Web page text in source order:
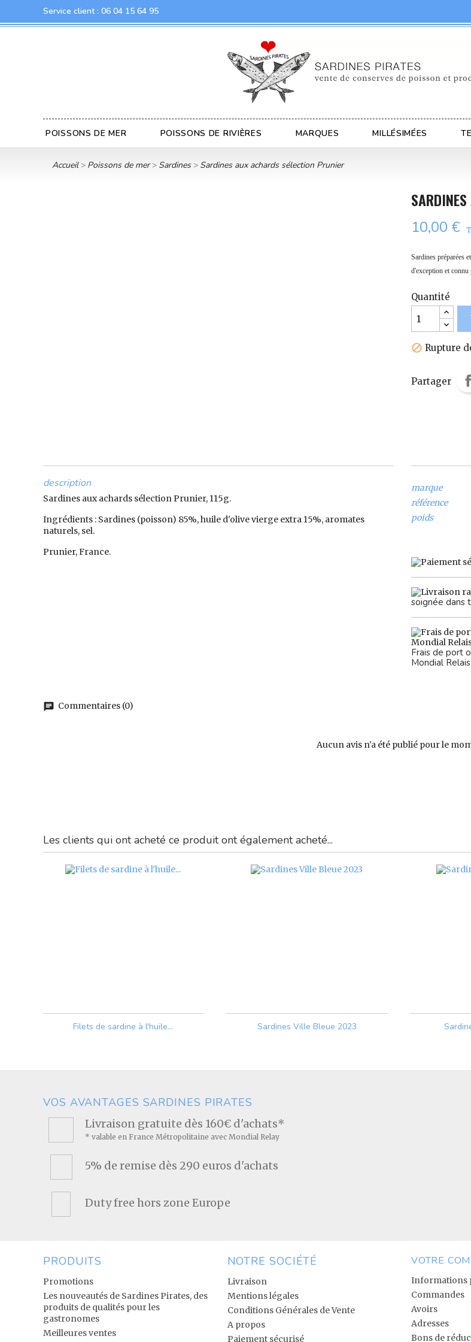
Service client : 06 04 15 64 95
POISSONS DE MER POISSONS DE RIVIÈRES MARQUES MILLÉSIMÉES
Accueil Poissons de mer Sardines Sardines aux achards sélection Prunier
10,00 €
Sardines préparées
d'exception et
Quantité
 Rupture
Partager
description
Sardines aux achards sélection Prunier, 115g.
Ingrédients : Sardines (poisson) 85%, huile d'olive vierge extra 15%, aromates
naturels, sel.
Prunier, France.
marque
référence
poids
soignée dans
Frais de port
Mondial Relais
chat Commentaires (0)
Aucun avis n'a été publié pour le
Les clients qui ont acheté ce produit ont également acheté...
Filets de sardine à l'huile... Sardines Ville Bleue 2023
VOS AVANTAGES SARDINES PIRATES
Livraison gratuite dès 160€ d'achats*
* valable en France Métropolitaine avec Mondial Relay
5% de remise dès 290 euros d'achats
Duty free hors zone Europe
PRODUITS
Promotions
Les nouveautés de Sardines Pirates, des
produits de qualités pour les
gastronomes
Meilleures ventes
NOTRE SOCIÉTÉ
Livraison
Mentions légales
Conditions Générales de Vente
A propos
Paiement sécurisé
VOTRE
Informations
Commandes
Avoirs
Adresses
Bons de